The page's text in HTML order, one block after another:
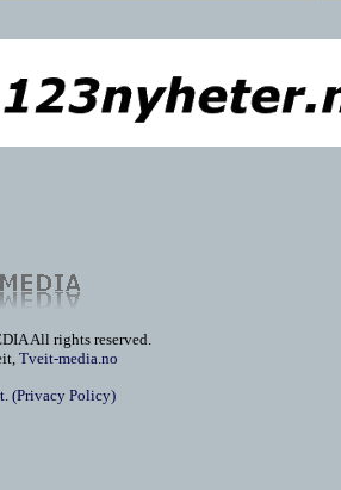
All rights reserved.
Tveit-media.no
(Privacy Policy)